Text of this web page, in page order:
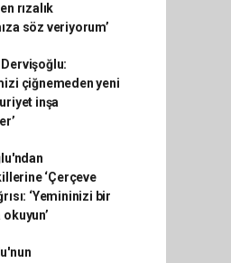
rızalık
söz veriyorum’
çiğnemeden yeni
inşa
‘Çerçeve
‘Yemininizi bir